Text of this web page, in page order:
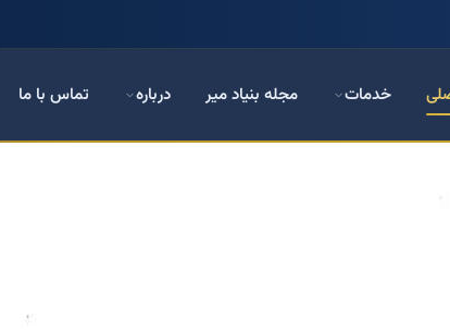
خدمات مجله بنیاد میر درباره تماس با ما